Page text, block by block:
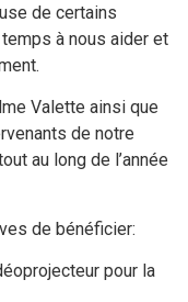
de certains
à nous aider et
Valette ainsi que
de notre
au long de l’année
de bénéficier:
pour la